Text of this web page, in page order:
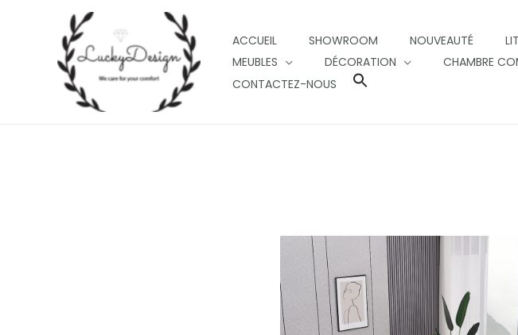
ACCUEIL SHOWROOM NOUVEAUTÉ
MEUBLES
DÉCORATION CHAMBRE
CONTACTEZ-NOUS